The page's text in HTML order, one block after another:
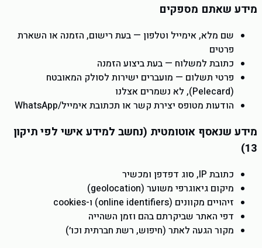
מידע שאתם מספקים
שם מלא, אימייל וטלפון — בעת רישום, הזמנה או השארת
פרטים
כתובת למשלוח — בעת ביצוע הזמנה
פרטי תשלום — מועברים ישירות לסולק המאובטח
(Pelecard), לא נשמרים אצלנו
הודעות מטופס יצירת קשר או תכתובת אימייל/WhatsApp
מידע שנאסף אוטומטית (נחשב למידע אישי לפי תיקון
13)
כתובת IP, סוג דפדפן ומכשיר
מיקום גיאוגרפי משוער (geolocation)
זיהויים מקוונים (online identifiers) ו-cookies
דפי האתר שביקרתם בהם וזמן השהייה
מקור הגעה לאתר (חיפוש, רשת חברתית וכו׳)